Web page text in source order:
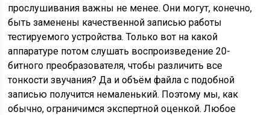
прослушивания важны не менее. Они могут, конечно,
быть заменены качественной записью работы
тестируемого устройства. Только вот на какой
аппаратуре потом слушать воспроизведение 20-
битного преобразователя, чтобы различить все
тонкости звучания? Да и объём файла с подобной
записью получится немаленький. Поэтому мы, как
обычно, ограничимся экспертной оценкой. Любое